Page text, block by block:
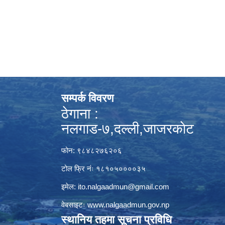
सम्पर्क विवरण
ठेगाना :
नलगाड-७,दल्ली,जाजरकाेट
फोन: ९८४८२७६२०६
टोल फ्रि नंः १८१०५००००३५
इमेल: ito.nalgaadmun@gmail.com
वेबसाइटःwww.nalgaadmun.gov.np
स्थानिय तहमा सूचना प्रविधि